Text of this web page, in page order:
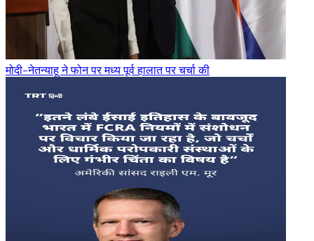
मोदी-नेतन्याहू ने फोन पर मध्य पूर्व हालात पर चर्चा की